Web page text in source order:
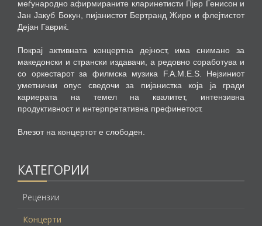
меѓународно афирмираните кларинетисти Пјер Генисон и
Јан Јакуб Бокун, пијанистот Бертранд Жиро и флејтистот
Дејан Гавриќ.
Покрај активната концертна дејност, има снимано за
македонски и странски издавачи, а редовно соработува и
со оркестарот за филмска музика F.A.M.E.S. Нејзиниот
уметнички опус сведочи за пијанистка која ја гради
кариерата на темел на квалитет, интензивна
продуктивност и интерпретативна префинетост.
Влезот на концертот е слободен.
КАТЕГОРИИ
Рецензии
Концерти